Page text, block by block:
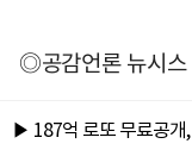
◎공감언론 뉴시스